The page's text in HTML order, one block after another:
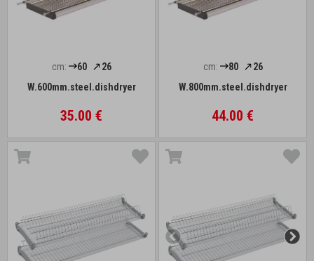
cm: 60
26
W.600mm.steel.dishdryer
35.00 €
cm: 80
26
W.800mm.steel.dishdryer
44.00 €